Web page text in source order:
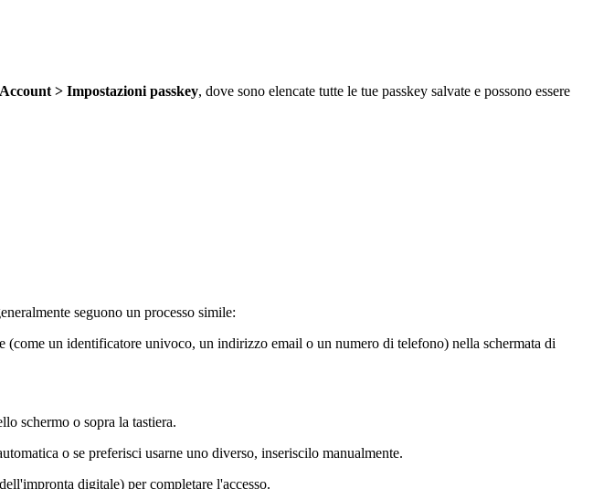
> Impostazioni passkey, dove sono elencate tutte le tue passkey salvate e possono essere
seguono un processo simile:
un identificatore univoco, un indirizzo email o un numero di telefono) nella schermata di
schermo o sopra la tastiera.
o se preferisci usarne uno diverso, inseriscilo manualmente.
digitale) per completare l'accesso.